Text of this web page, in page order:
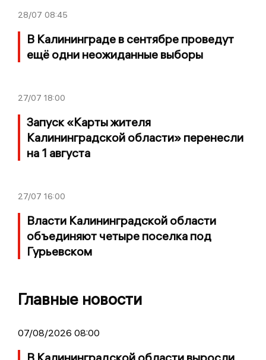
28/07 08:45
В Калининграде в сентябре проведут
ещё одни неожиданные выборы
27/07 18:00
Запуск «Карты жителя
Калининградской области» перенесли
на 1 августа
27/07 16:00
Власти Калининградской области
объединяют четыре поселка под
Гурьевском
Главные новости
07/08/2026 08:00